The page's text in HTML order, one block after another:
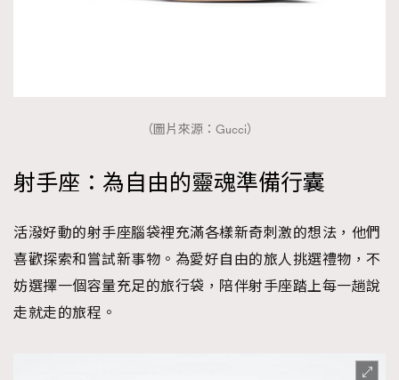
（圖片來源：Gucci）
射手座：為自由的靈魂準備行囊
活潑好動的射手座腦袋裡充滿各樣新奇刺激的想法，他們
喜歡探索和嘗試新事物。為愛好自由的旅人挑選禮物，不
妨選擇一個容量充足的旅行袋，陪伴射手座踏上每一趟說
走就走的旅程。